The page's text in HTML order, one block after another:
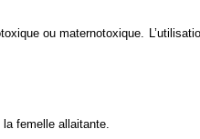
ou maternotoxique.
femelle allaitante.